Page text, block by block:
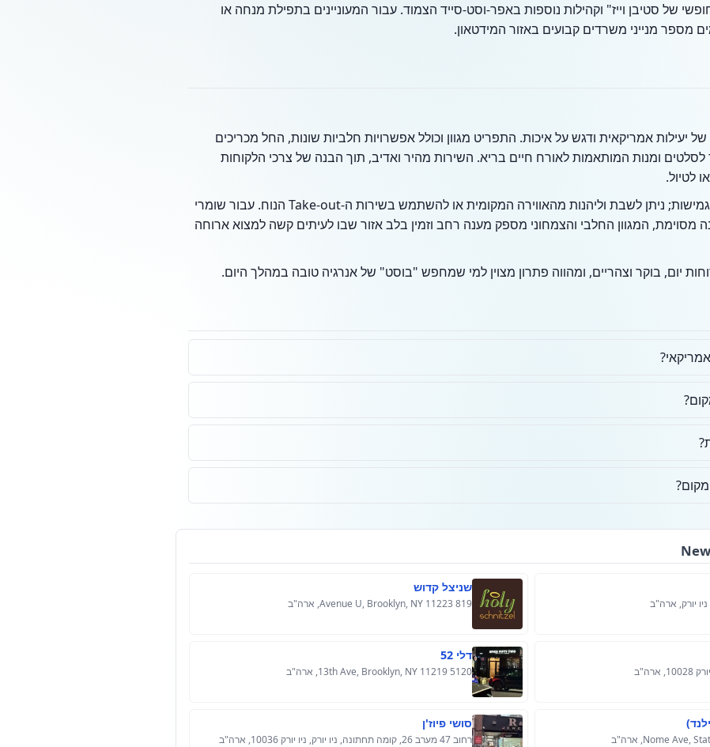
של סטיבן וייז" וקהילות נוספות באפר-וסט-סייד הצמוד. עבור המעוניינים בתפילת מנחה או
מספר מנייני משרדים קבועים באזור המידטאון.
יעילות אמריקאית ודגש על איכות. התפריט מגוון וכולל אפשרויות חלביות שונות, החל מכריכים
ומנות המותאמות לאורח חיים בריא. השירות מהיר ואדיב, תוך הבנה של צרכי הלקוחות
לטיול.
אחד היתרונות של המקום הוא הגמישות; ניתן לשבת וליהנות מהאווירה המקומית או להשתמש בשירות ה-Take-out הנוח. עבור שומרי
מסוימת, המגוון החלבי והצמחוני מספק מענה רחב וזמין בלב אזור שבו לעיתים קשה למצוא ארוחה
יום, בוקר וצהריים, ומהווה פתרון מצוין למי שמחפש "בוסט" של אנרגיה טובה במהלך היום.
שניצל קדוש
819 Avenue U, Brooklyn, NY 11223, ארה"ב
דלי 52
5120 13th Ave, Brooklyn, NY 11219, ארה"ב
סושי פיוז'ן
רחוב 47 מערב 26, קומה תחתונה, ניו יורק, ניו יורק 10036, ארה"ב